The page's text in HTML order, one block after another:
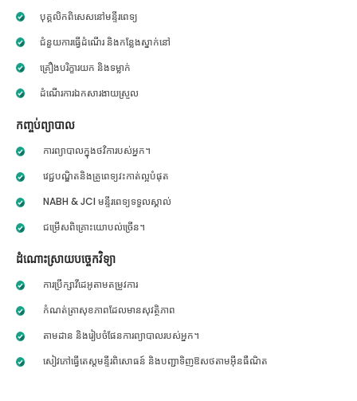
បុគ្គលិកពិសេសនៅមន្ទីរពេទ្យ
ជំនួយការធ្វើដំណើរ និងកន្លែងស្នាក់នៅ
គ្រឿងបរិក្ខារយក និងទម្លាក់
ដំណើរការឯកសារងាយស្រួល
កញ្ចប់ព្យាបាល
ការព្យាបាលក្នុងថវិការបស់អ្នក។
វេជ្ជបណ្ឌិតនិងគ្រូពេទ្យវះកាត់ល្អបំផុត
NABH & JCI មន្ទីរពេទ្យទទួលស្គាល់
ជម្រើសពិគ្រោះយោបល់ច្រើន។
ដំណោះស្រាយបច្ចេកវិទ្យា
ការប្រឹក្សាវីដេអូតាមតម្រូវការ
កំណត់ត្រាសុខភាពដែលមានសុវត្ថិភាព
តាមដាន និងរៀបចំផែនការព្យាបាលរបស់អ្នក។
សៀវភៅធ្វើតេស្តមន្ទីរពិសោធន៍ និងបញ្ជាទិញឱសថតាមអ៊ីនធឺណិត